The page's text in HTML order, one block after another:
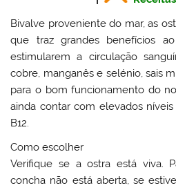
Bivalve proveniente do mar, as
que traz grandes benefícios
estimularem a circulação
cobre, manganês e selénio, sais
para o bom funcionamento do
ainda contar com elevados
B12.
Como escolher
Verifique se a ostra está viva.
concha não está aberta, se